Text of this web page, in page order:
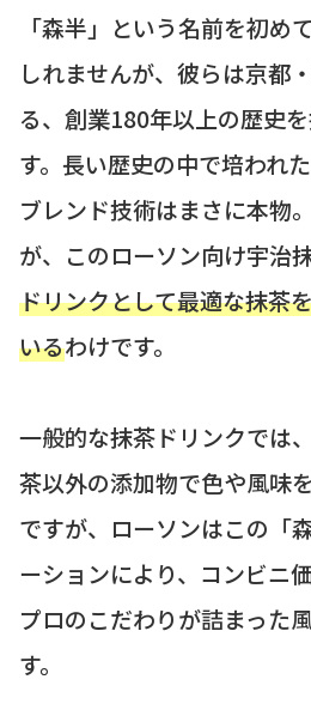
「森半」という名前を初め
しれませんが、彼らは京都
る、創業180年以上の歴史
す。長い歴史の中で培われ
ブレンド技術はまさに本物
が、このローソン向け宇治
ドリンクとして最適な抹茶
いるわけです。
一般的な抹茶ドリンクでは
茶以外の添加物で色や風味
ですが、ローソンはこの「
ーションにより、コンビニ
プロのこだわりが詰まった
す。